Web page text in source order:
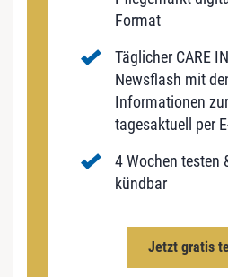
Format
Täglicher CARE
Newsflash mit
Informationen
tagesaktuell per
4 Wochen testen
kündbar
Jetzt gratis